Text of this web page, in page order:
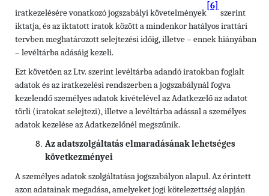
iratkezelésére vonatkozó jogszabályi követelmények
[6]
szerint
iktatja, és az iktatott iratok között a mindenkor hatályos irattári
tervben meghatározott selejtezési időig, illetve – ennek hiányában
– levéltárba adásáig kezeli.
Ezt követően az Ltv. szerint levéltárba adandó iratokban foglalt
adatok és az iratkezelési rendszerben a jogszabálynál fogva
kezelendő személyes adatok kivételével az Adatkezelő az adatot
törli (iratokat selejtezi), illetve a levéltárba adással a személyes
adatok kezelése az Adatkezelőnél megszűnik.
Az adatszolgáltatás elmaradásának lehetséges
következményei
A személyes adatok szolgáltatása jogszabályon alapul. Az érintett
azon adatainak megadása, amelyeket jogi kötelezettség alapján